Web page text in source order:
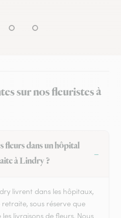
sur nos fleuristes à
fleurs dans un hôpital
à Lindry ?
livrent dans les hôpitaux,
sous réserve que
livraisons de fleurs. Nous